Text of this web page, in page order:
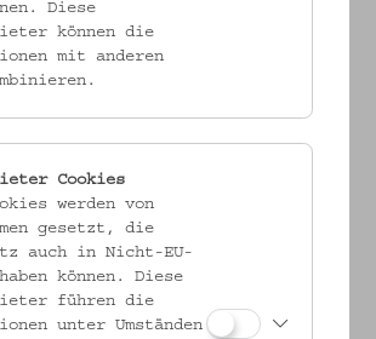
und 16.30 Uhr
(Musisches Zentrum Wien)
und 16.30 Uhr
am Meer, …“ (Märchen Workshop
Pauli)
und 16.30 Uhr
Zentrum Wien)
Uhr
Diese
können die
mit anderen
Cookies
werden von
gesetzt, die
auch in Nicht-EU-
können. Diese
führen die
unter Umständen